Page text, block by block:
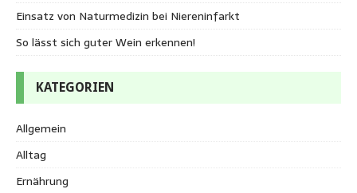
Einsatz von Naturmedizin bei Niereninfarkt
So lässt sich guter Wein erkennen!
KATEGORIEN
Allgemein
Alltag
Ernährung